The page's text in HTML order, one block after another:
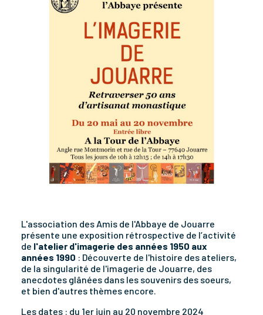
L'association des Amis de l'Abbaye de Jouarre
présente une exposition rétrospective de l’activité
de l'atelier d'imagerie des années 1950 aux
années 1990 : Découverte de l'histoire des ateliers,
de la singularité de l'imagerie de Jouarre, des
anecdotes glânées dans les souvenirs des soeurs,
et bien d'autres thèmes encore.
Les dates : du 1er juin au 20 novembre 2024